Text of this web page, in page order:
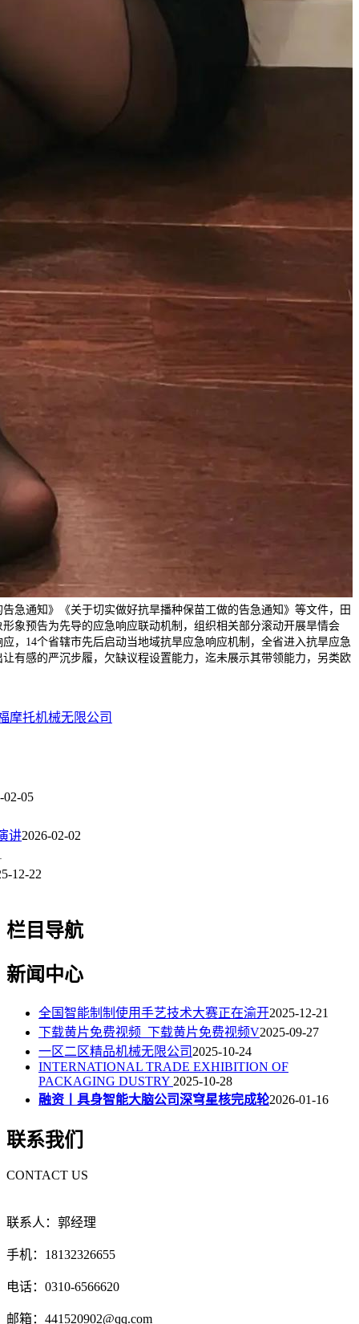
急通知》《关于切实做好抗旱播种保苗工做的告急通知》等文件，田
象预告为先导的应急响应联动机制，组织相关部分滚动开展旱情会
，14个省辖市先后启动当地域抗旱应急响应机制，全省进入抗旱应急
有感的严沉步履，欠缺议程设置能力，迄未展示其带领能力，另类欧
摩托机械无限公司
02-05
讲2026-02-02
12-22
栏目导航
新闻中心
全国智能制制使用手艺技术大赛正在渝开2025-12-21
下载黄片免费视频_下载黄片免费视频V2025-09-27
一区二区精品机械无限公司2025-10-24
INTERNATIONAL TRADE EXHIBITION OF
PACKAGING DUSTRY 2025-10-28
融资丨具身智能大脑公司深穹星核完成轮2026-01-16
联系我们
CONTACT US
联系人：郭经理
手机：18132326655
电话：0310-6566620
邮箱：441520902@qq.com